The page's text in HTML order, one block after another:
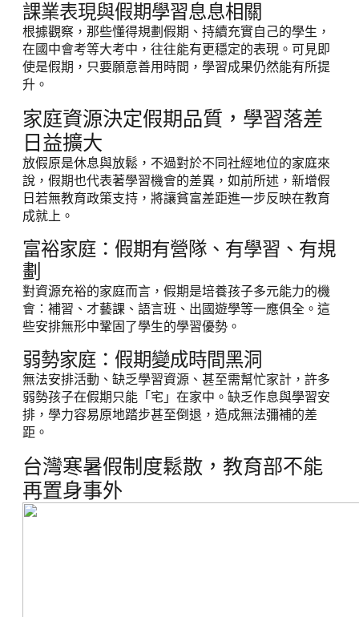
課業表現與假期學習息息相關
根據觀察，那些懂得規劃假期、持續充實自己的學生，
在國中會考等大考中，往往能有更穩定的表現。可見即
使是假期，只要願意善用時間，學習成果仍然能有所提
升。
家庭資源決定假期品質，學習落差
日益擴大
放假原是休息與放鬆，不過對於不同社經地位的家庭來
說，假期也代表著學習機會的差異，如前所述，新增假
日若無教育政策支持，將讓貧富差距進一步反映在教育
成就上。
富裕家庭：假期有營隊、有學習、有規
劃
對資源充裕的家庭而言，假期是培養孩子多元能力的機
會：補習、才藝課、語言班、出國遊學等一應俱全。這
些安排無形中鞏固了學生的學習優勢。
弱勢家庭：假期變成時間黑洞
無法安排活動、缺乏學習資源、甚至需幫忙家計，許多
弱勢孩子在假期只能「宅」在家中。缺乏作息與學習安
排，學力容易原地踏步甚至倒退，造成無法彌補的差
距。
台灣寒暑假制度鬆散，教育部不能
再置身事外